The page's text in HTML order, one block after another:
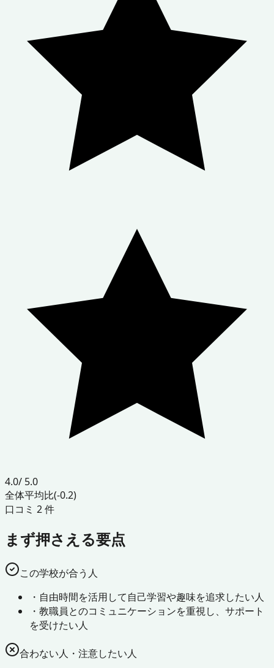
4.0/ 5.0
全体平均比(-0.2)
口コミ 2件
まず押さえる要点
この学校が合う人
・ 自由時間を活用して自己学習や趣味を追求したい人
・ 教職員とのコミュニケーションを重視し、サポート
を受けたい人
合わない人・注意したい人